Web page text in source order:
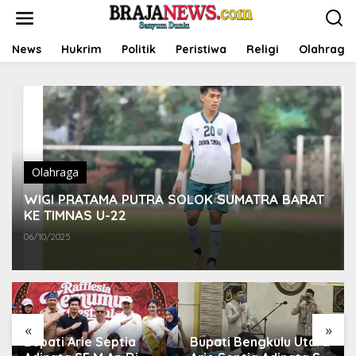
t
News Hukrim Politik Peristiwa Religi Olahraga
Olahraga
WIGI PRATAMA PUTRA SOLOK SUMATRA BARAT
KE TIMNAS U-22
06/10/2025
« »
Bupati Arie Septia
Bupati Bengkulu Utara